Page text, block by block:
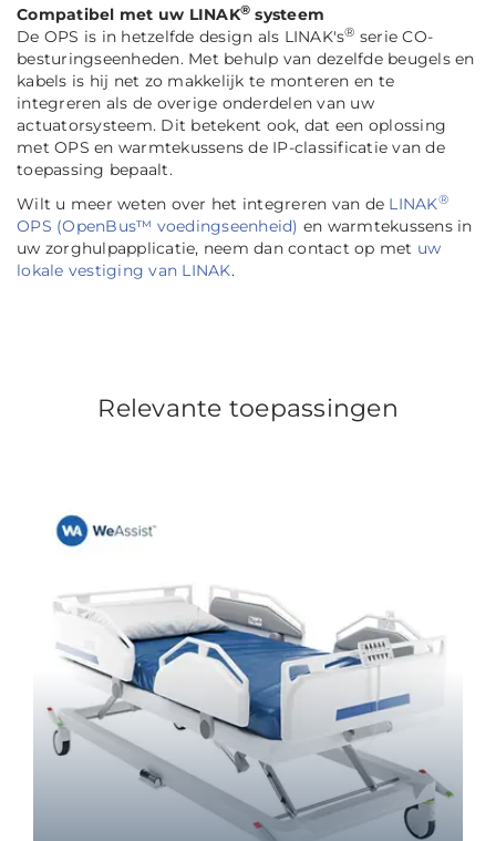
Compatibel met uw LINAK® systeem
De OPS is in hetzelfde design als LINAK's® serie CO-
besturingseenheden. Met behulp van dezelfde beugels en
kabels is hij net zo makkelijk te monteren en te
integreren als de overige onderdelen van uw
actuatorsysteem. Dit betekent ook, dat een oplossing
met OPS en warmtekussens de IP-classificatie van de
toepassing bepaalt.
Wilt u meer weten over het integreren van de LINAK®
OPS (OpenBus™ voedingseenheid) en warmtekussens in
uw zorghulpapplicatie, neem dan contact op met uw
lokale vestiging van LINAK.
Relevante toepassingen